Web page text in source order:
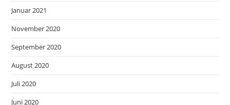
Januar 2021
November 2020
September 2020
August 2020
Juli 2020
Juni 2020